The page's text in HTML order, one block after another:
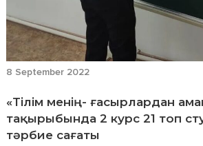
8 September 2022
«Тілім менің- ғасырлардан
тақырыбында 2 курс 21 топ
тәрбие сағаты